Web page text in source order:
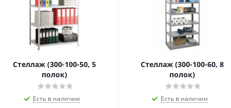
Стеллаж (300-100-50, 5
полок)
Есть в наличии
Стеллаж (300-100-60, 8
полок)
Есть в наличии